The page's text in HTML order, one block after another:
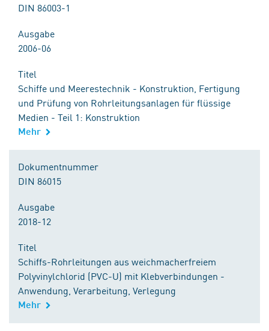
DIN 86003-1
Ausgabe
2006-06
Titel
Schiffe und Meerestechnik - Konstruktion, Fertigung
und Prüfung von Rohrleitungsanlagen für flüssige
Medien - Teil 1: Konstruktion
Mehr
Dokumentnummer
DIN 86015
Ausgabe
2018-12
Titel
Schiffs-Rohrleitungen aus weichmacherfreiem
Polyvinylchlorid (PVC-U) mit Klebverbindungen -
Anwendung, Verarbeitung, Verlegung
Mehr